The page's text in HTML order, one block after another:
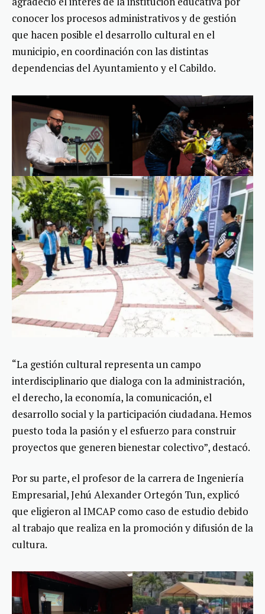
conocer los procesos administrativos y de gestión
que hacen posible el desarrollo cultural en el
municipio, en coordinación con las distintas
dependencias del Ayuntamiento y el Cabildo.
“La gestión cultural representa un campo
interdisciplinario que dialoga con la administración,
el derecho, la economía, la comunicación, el
desarrollo social y la participación ciudadana. Hemos
puesto toda la pasión y el esfuerzo para construir
proyectos que generen bienestar colectivo”, destacó.
Por su parte, el profesor de la carrera de Ingeniería
Empresarial, Jehú Alexander Ortegón Tun, explicó
que eligieron al IMCAP como caso de estudio debido
al trabajo que realiza en la promoción y difusión de la
cultura.